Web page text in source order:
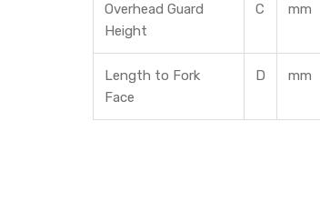
Overhead Guard
Height
C mm
Length to Fork
Face
D mm